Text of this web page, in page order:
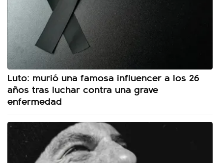
Luto: murió una famosa influencer a los 26
años tras luchar contra una grave
enfermedad